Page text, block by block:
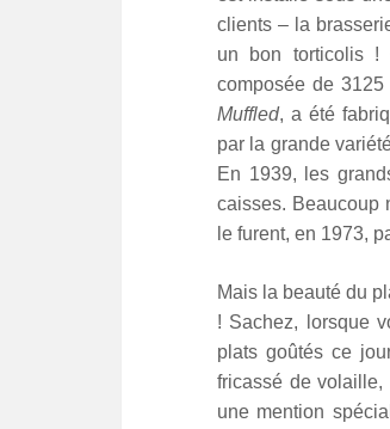
clients – la
un bon torticolis !
composée de
Muffled, a été
par la grande
En 1939, les
caisses. Beaucoup
le furent, en 1973,
Mais la beauté du
! Sachez, lorsque
plats goûtés ce
fricassé de
une mention